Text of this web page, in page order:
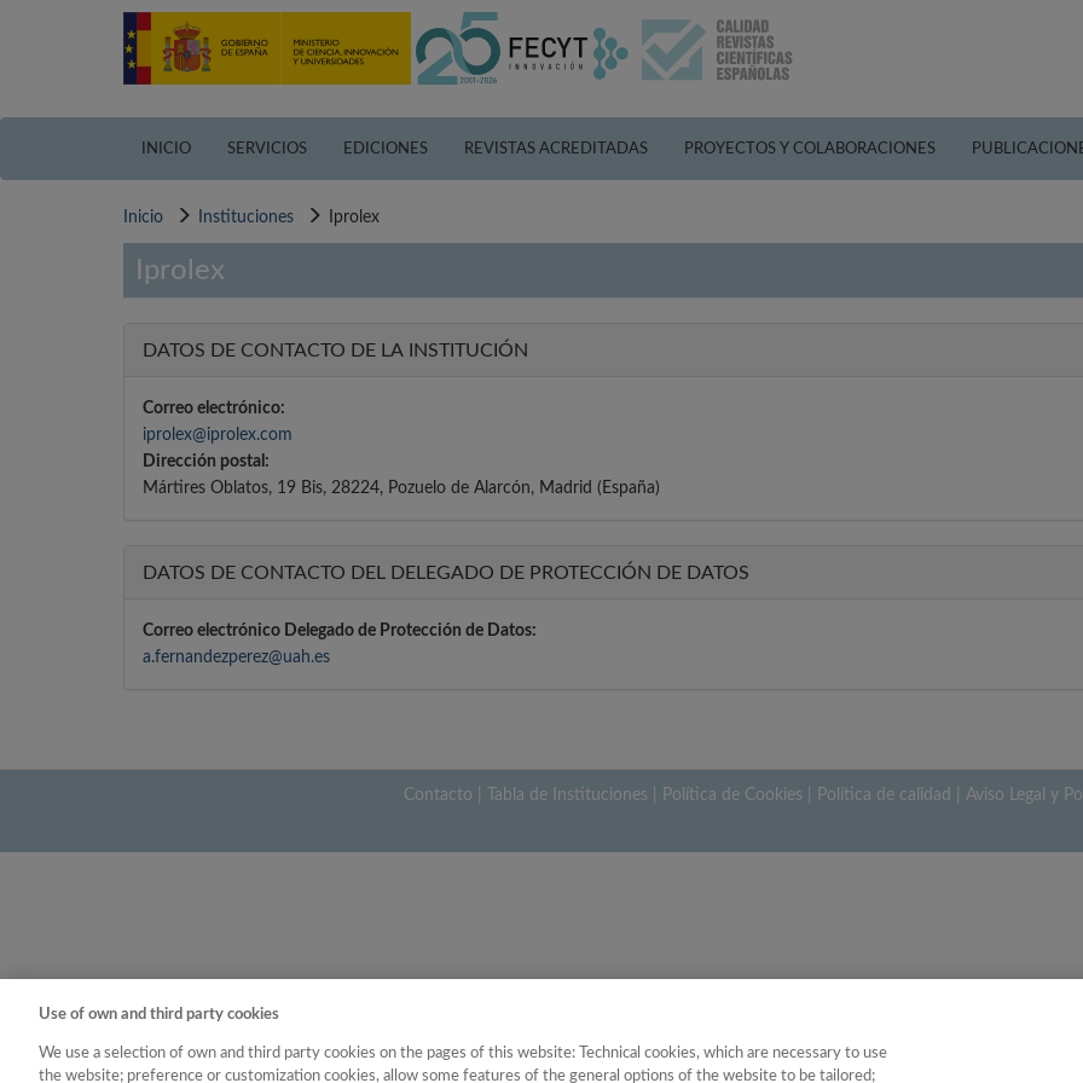
INICIO SERVICIOS EDICIONES REVISTAS ACREDITADAS PROYECTOS Y COLABORACIONES
Inicio Instituciones Iprolex
Iprolex
DATOS DE CONTACTO DE LA INSTITUCIÓN
Correo electrónico:
iprolex@iprolex.com
Dirección postal:
Mártires Oblatos, 19 Bis, 28224, Pozuelo de Alarcón, Madrid (España)
DATOS DE CONTACTO DEL DELEGADO DE PROTECCIÓN DE DATOS
Correo electrónico Delegado de Protección de Datos:
a.fernandezperez@uah.es
Contacto Tabla de Instituciones Política de Cookies Política de calidad Aviso Legal y
Use of own and third party cookies
We use a selection of own and third party cookies on the pages of this website: Technical cookies, which are necessary to use
the website; preference or customization cookies, allow some features of the general options of the website to be tailored;